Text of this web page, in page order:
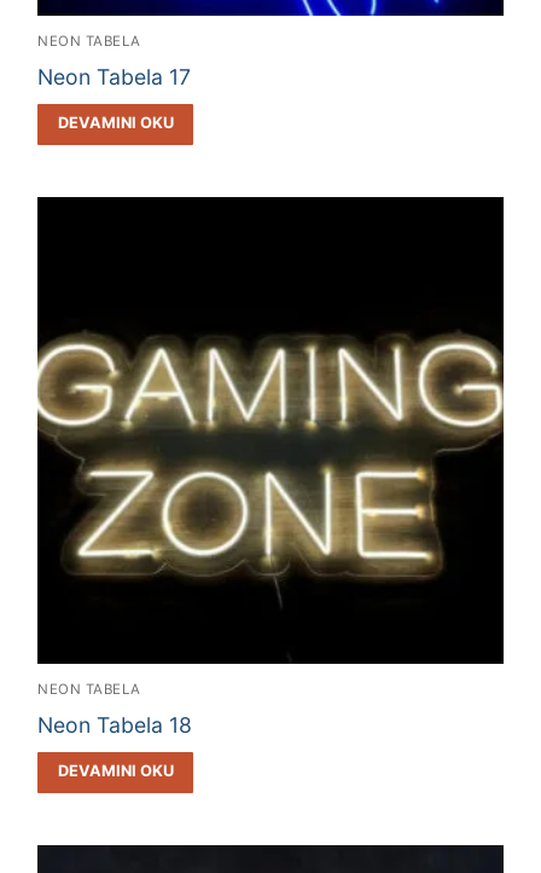
NEON TABELA
Neon Tabela 17
DEVAMINI OKU
NEON TABELA
Neon Tabela 18
DEVAMINI OKU